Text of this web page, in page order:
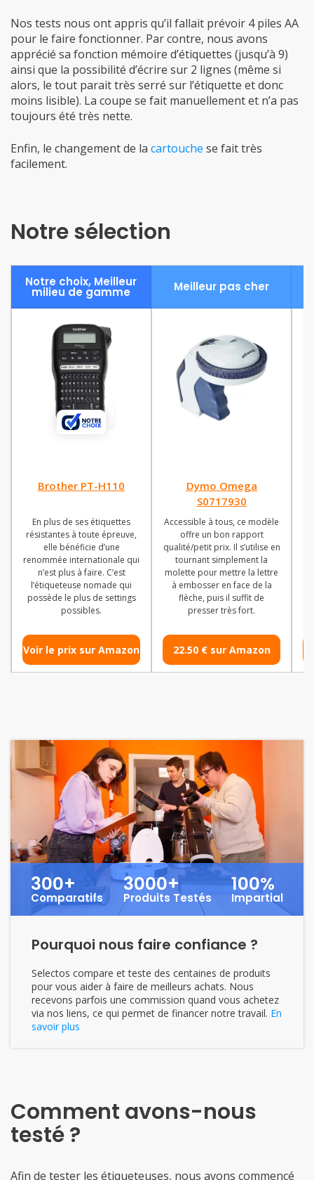
Nos tests nous ont appris qu’il fallait prévoir 4 piles AA
pour le faire fonctionner. Par contre, nous avons
apprécié sa fonction mémoire d’étiquettes (jusqu’à 9)
ainsi que la possibilité d’écrire sur 2 lignes (même si
alors, le tout parait très serré sur l’étiquette et donc
moins lisible). La coupe se fait manuellement et n’a pas
toujours été très nette.
Enfin, le changement de la cartouche se fait très
facilement.
Notre sélection
Notre choix, Meilleur
milieu de gamme Meilleur pas cher
Brother PT-H110
Dymo Omega
S0717930
En plus de ses étiquettes
résistantes à toute épreuve,
elle bénéficie d’une
renommée internationale qui
n’est plus à faire. C’est
l’étiqueteuse nomade qui
possède le plus de settings
possibles.
Accessible à tous, ce modèle
offre un bon rapport
qualité/petit prix. Il s’utilise en
tournant simplement la
molette pour mettre la lettre
à embosser en face de la
flèche, puis il suffit de
presser très fort.
Voir le prix sur Amazon 22.50 € sur Amazon
300+
Comparatifs
3000+
Produits Testés
100%
Impartial
Pourquoi nous faire confiance ?
Selectos compare et teste des centaines de produits
pour vous aider à faire de meilleurs achats. Nous
recevons parfois une commission quand vous achetez
via nos liens, ce qui permet de financer notre travail. En
savoir plus
Comment avons-nous
testé ?
Afin de tester les étiqueteuses, nous avons commencé